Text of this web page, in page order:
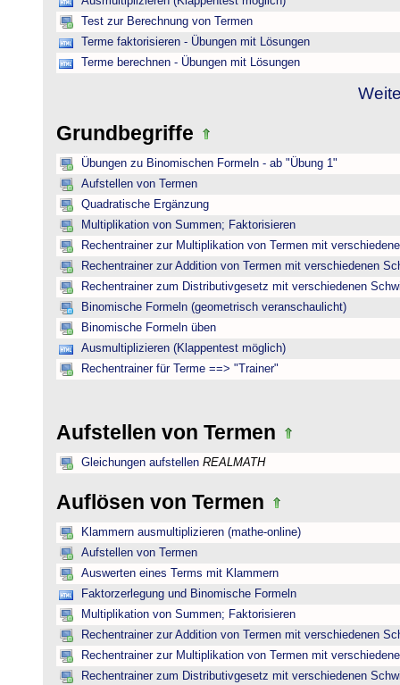
Test zur Berechnung von Termen
Terme faktorisieren - Übungen mit Lösungen
Terme berechnen - Übungen mit Lösungen
Grundbegriffe
Übungen zu Binomischen Formeln - ab "Übung 1"
Aufstellen von Termen
Quadratische Ergänzung
Multiplikation von Summen; Faktorisieren
Rechentrainer zur Multiplikation von Termen mit
Rechentrainer zur Addition von Termen mit verschiedenen
Rechentrainer zum Distributivgesetz mit verschiedenen
Binomische Formeln (geometrisch veranschaulicht)
Binomische Formeln üben
Ausmultiplizieren (Klappentest möglich)
Rechentrainer für Terme ==> "Trainer"
Aufstellen von Termen
Gleichungen aufstellen REALMATH
Auflösen von Termen
Klammern ausmultiplizieren (mathe-online)
Aufstellen von Termen
Auswerten eines Terms mit Klammern
Faktorzerlegung und Binomische Formeln
Multiplikation von Summen; Faktorisieren
Rechentrainer zur Addition von Termen mit verschiedenen
Rechentrainer zur Multiplikation von Termen mit
Rechentrainer zum Distributivgesetz mit verschiedenen